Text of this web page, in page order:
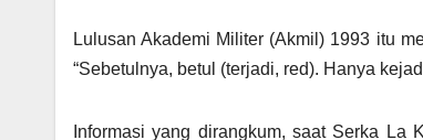
Lulusan Akademi Militer (Akmil) 1993 itu
“Sebetulnya, betul (terjadi, red). Hanya
Informasi yang dirangkum, saat Serka La